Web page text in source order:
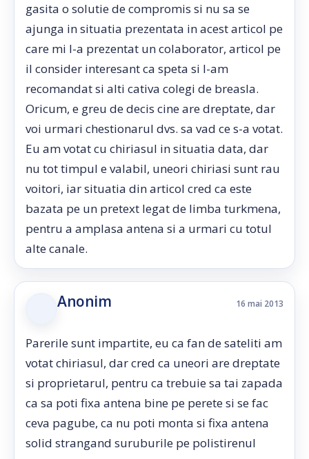
gasita o solutie de compromis si nu sa se
ajunga in situatia prezentata in acest articol pe
care mi l-a prezentat un colaborator, articol pe
il consider interesant ca speta si l-am
recomandat si alti cativa colegi de breasla.
Oricum, e greu de decis cine are dreptate, dar
voi urmari chestionarul dvs. sa vad ce s-a votat.
Eu am votat cu chiriasul in situatia data, dar
nu tot timpul e valabil, uneori chiriasi sunt rau
voitori, iar situatia din articol cred ca este
bazata pe un pretext legat de limba turkmena,
pentru a amplasa antena si a urmari cu totul
alte canale.
Anonim 16 mai 2013
Parerile sunt impartite, eu ca fan de sateliti am
votat chiriasul, dar cred ca uneori are dreptate
si proprietarul, pentru ca trebuie sa tai zapada
ca sa poti fixa antena bine pe perete si se fac
ceva pagube, ca nu poti monta si fixa antena
solid strangand suruburile pe polistirenul